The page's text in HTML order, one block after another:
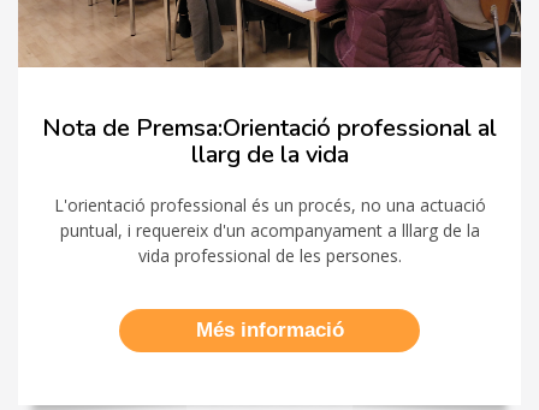
Nota de Premsa:Orientació professional al
llarg de la vida
L'orientació professional és un procés, no una actuació
puntual, i requereix d'un acompanyament a lllarg de la
vida professional de les persones.
Més informació